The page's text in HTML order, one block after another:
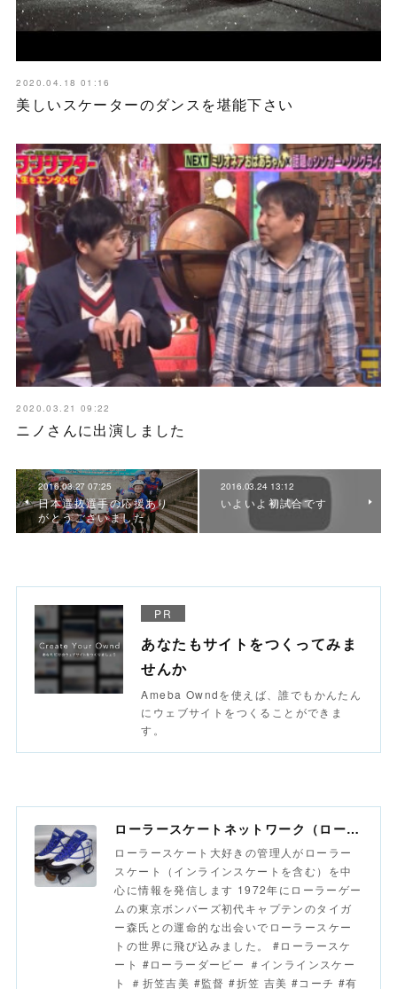
2020.04.18 01:16
美しいスケーターのダンスを堪能下さい
2020.03.21 09:22
ニノさんに出演しました
2016.03.27 07:25
日本選抜選手の応援あり
がとうございました
2016.03.24 13:12
いよいよ初試合です
PR
あなたもサイトをつくってみま
せんか
Ameba Owndを使えば、誰でもかんたん
にウェブサイトをつくることができま
す。
ローラースケートネットワーク（ローラースポーツネットワーク）
ローラースケート大好きの管理人がローラー
スケート（インラインスケートを含む）を中
心に情報を発信します 1972年にローラーゲー
ムの東京ボンバーズ初代キャプテンのタイガ
ー森氏との運命的な出会いでローラースケー
トの世界に飛び込みました。 #ローラースケ
ート #ローラーダービー ＃インラインスケー
ト ＃折笠吉美 #監督 #折笠 吉美 #コーチ #有